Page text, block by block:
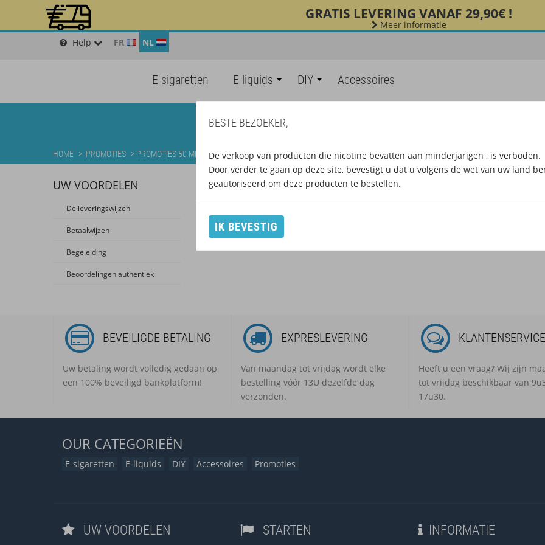
GRATIS LEVERING VANAF 29,90€ !
Meer informatie
Help
FR NL
E-sigaretten E-liquids DIY Accessoires
HOME > PROMOTIES > PROMOTIES 50 ML E-LIQUIDS
PROMOTIES 50 ML E-LIQUIDS
UW VOORDELEN
De leveringswijzen
Betaalwijzen
Begeleiding
Beoordelingen authentiek
BEVEILIGDE BETALING
Uw betaling wordt volledig gedaan op
een 100% beveiligd bankplatform!
EXPRESLEVERING
Van maandag tot vrijdag wordt elke
bestelling vóór 13U dezelfde dag
verzonden.
KLANTENSERVICE
Heeft u een vraag? Wij zijn
tot vrijdag beschikbaar van
17u30.
OUR CATEGORIEËN
E-sigaretten E-liquids DIY Accessoires Promoties
UW VOORDELEN STARTEN INFORMATIE
BESTE BEZOEKER,
De verkoop van producten die nicotine bevatten aan minderjarigen , is verboden.
Door verder te gaan op deze site, bevestigt u dat u volgens de wet van uw land
geautoriseerd om deze producten te bestellen.
IK BEVESTIG